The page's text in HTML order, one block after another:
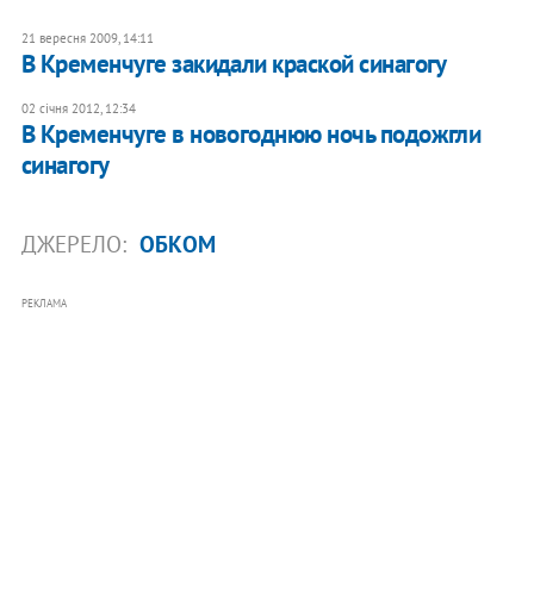
21 вересня 2009, 14:11
В Кременчуге закидали краской синагогу
02 січня 2012, 12:34
​В Кременчуге в новогоднюю ночь подожгли
синагогу
ДЖЕРЕЛО: ОБКОМ
РЕКЛАМА